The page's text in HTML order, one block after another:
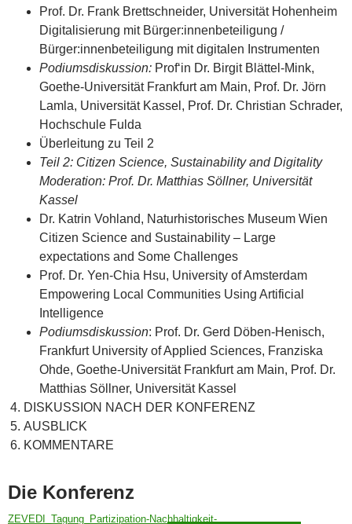
Prof. Dr. Frank Brettschneider, Universität Hohenheim
Digitalisierung mit Bürger:innenbeteiligung /
Bürger:innenbeteiligung mit digitalen Instrumenten
Podiumsdiskussion: Prof‘in Dr. Birgit Blättel-Mink,
Goethe-Universität Frankfurt am Main, Prof. Dr. Jörn
Lamla, Universität Kassel, Prof. Dr. Christian Schrader,
Hochschule Fulda
Überleitung zu Teil 2
Teil 2: Citizen Science, Sustainability and Digitality
Moderation: Prof. Dr. Matthias Söllner, Universität
Kassel
Dr. Katrin Vohland, Naturhistorisches Museum Wien
Citizen Science and Sustainability – Large
expectations and Some Challenges
Prof. Dr. Yen-Chia Hsu, University of Amsterdam
Empowering Local Communities Using Artificial
Intelligence
Podiumsdiskussion: Prof. Dr. Gerd Döben-Henisch,
Frankfurt University of Applied Sciences, Franziska
Ohde, Goethe-Universität Frankfurt am Main, Prof. Dr.
Matthias Söllner, Universität Kassel
DISKUSSION NACH DER KONFERENZ
AUSBLICK
KOMMENTARE
Die Konferenz
ZEVEDI_Tagung_Partizipation-Nachhaltigkeit-